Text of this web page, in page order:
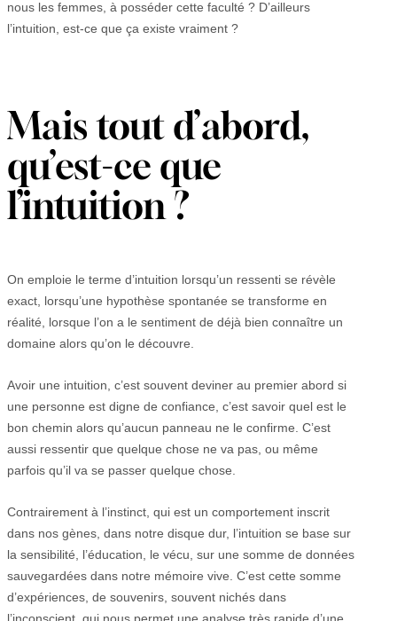
nous les femmes, à posséder cette faculté ? D’ailleurs
l’intuition, est-ce que ça existe vraiment ?
Mais tout d’abord,
qu’est-ce que
l’intuition ?
On emploie le terme d’intuition lorsqu’un ressenti se révèle
exact, lorsqu’une hypothèse spontanée se transforme en
réalité, lorsque l’on a le sentiment de déjà bien connaître un
domaine alors qu’on le découvre.
Avoir une intuition, c’est souvent deviner au premier abord si
une personne est digne de confiance, c’est savoir quel est le
bon chemin alors qu’aucun panneau ne le confirme. C’est
aussi ressentir que quelque chose ne va pas, ou même
parfois qu’il va se passer quelque chose.
Contrairement à l’instinct, qui est un comportement inscrit
dans nos gènes, dans notre disque dur, l’intuition se base sur
la sensibilité, l’éducation, le vécu, sur une somme de données
sauvegardées dans notre mémoire vive. C’est cette somme
d’expériences, de souvenirs, souvent nichés dans